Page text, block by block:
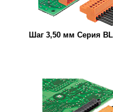
Шаг 3,50 мм Серия